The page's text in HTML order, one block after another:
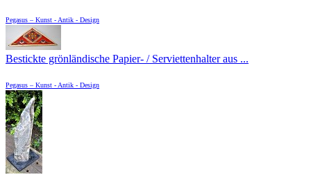
Pegasus – Kunst - Antik - Design
Bestickte grönländische Papier- / Serviettenhalter aus ...
Pegasus – Kunst - Antik - Design